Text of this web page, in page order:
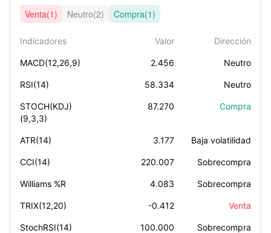
Venta(1) Neutro(2) Compra(1)
Indicadores Valor Dirección
MACD(12,26,9) 2.456 Neutro
RSI(14) 58.334 Neutro
STOCH(KDJ)
(9,3,3)
87.270 Compra
ATR(14) 3.177 Baja volatilidad
CCI(14) 220.007 Sobrecompra
Williams %R 4.083 Sobrecompra
TRIX(12,20) -0.412 Venta
StochRSI(14) 100.000 Sobrecompra